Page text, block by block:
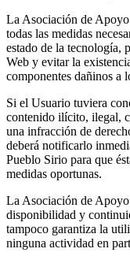
La Asociación de
todas las medidas
estado de la tecnología,
Web y evitar la
componentes dañinos a
Si el Usuario tuviera
contenido ilícito, ilegal,
una infracción de
deberá notificarlo
Pueblo Sirio para que
medidas oportunas.
La Asociación de
disponibilidad y
tampoco garantiza la
ninguna actividad en